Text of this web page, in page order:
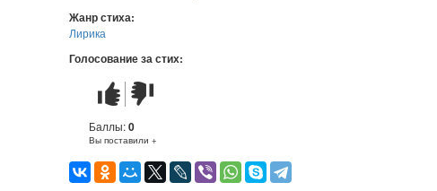
Жанр стиха:
Лирика
Голосование за стих:
Стих
понравился
Стих
не
понравился
Баллы:0
Вы поставили +